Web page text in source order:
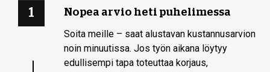
1 Nopea arvio heti puhelimessa
Soita meille – saat alustavan kustannusarvion
noin minuutissa. Jos työn aikana löytyy
edullisempi tapa toteuttaa korjaus,